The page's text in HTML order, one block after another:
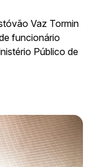
Vaz Tormin
funcionário
Público de